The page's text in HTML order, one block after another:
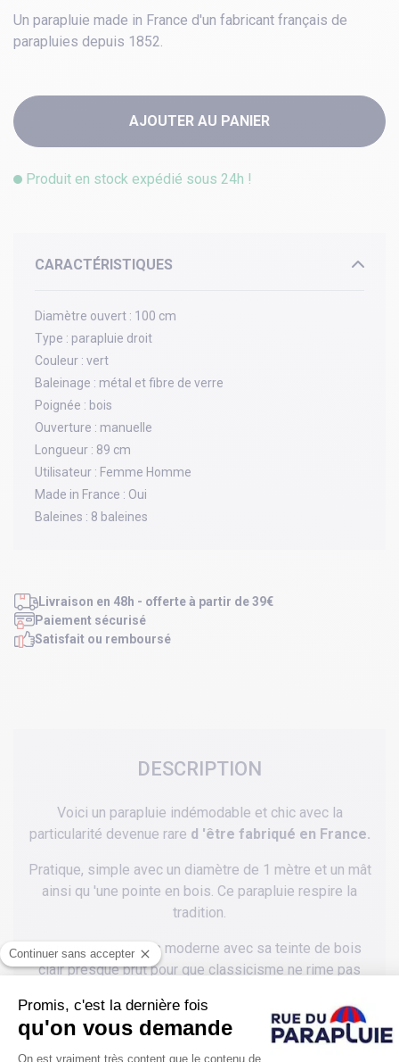
Un parapluie made in France d'un fabricant français de
parapluies depuis 1852.
AJOUTER AU PANIER
Produit en stock expédié sous 24h !
CARACTÉRISTIQUES
Diamètre ouvert : 100 cm
Type : parapluie droit
Couleur : vert
Baleinage : métal et fibre de verre
Poignée : bois
Ouverture : manuelle
Longueur : 89 cm
Utilisateur : Femme Homme
Made in France : Oui
Baleines : 8 baleines
Livraison en 48h - offerte à partir de 39€
Paiement sécurisé
Satisfait ou remboursé
DESCRIPTION
Voici un parapluie indémodable et chic avec la
particularité devenue rare d 'être fabriqué en France.
Pratique, simple avec un diamètre de 1 mètre et un mât
ainsi qu 'une pointe en bois. Ce parapluie respire la
tradition.
La poignée est plus moderne avec sa teinte de bois
clair presque brut pour que classicisme ne rime pas
Une jolie bague chromée permet de retenir les
baleines, une fois le parapluie replié de ce parapluie